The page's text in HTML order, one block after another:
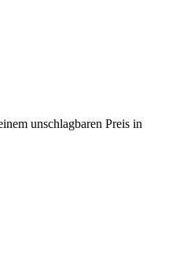
unschlagbaren Preis in